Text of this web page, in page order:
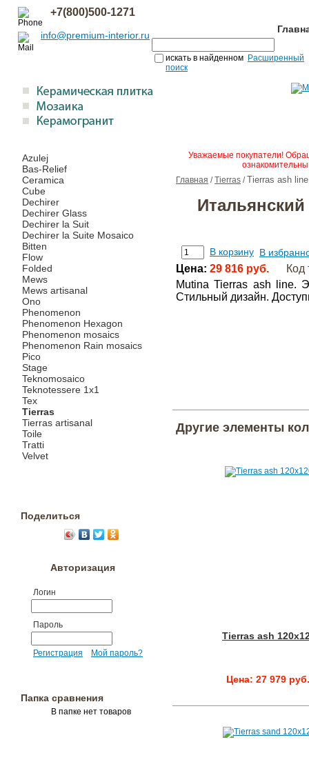
+7(800)500-1271
info@premium-interior.ru
искать в найденном Расширенный
поиск
Azulej
Bas-Relief
Ceramica
Cube
Dechirer
Dechirer Glass
Dechirer la Suit
Dechirer la Suite Mosaico
Bitten
Flow
Folded
Mews
Mews artisanal
Ono
Phenomenon
Phenomenon Hexagon
Phenomenon mosaics
Phenomenon Rain mosaics
Pico
Stage
Teknomosaico
Teknotessere 1x1
Tex
Tierras
Tierras artisanal
Toile
Tratti
Velvet
Поделиться
Авторизация
Логин
Пароль
Регистрация Мой пароль?
Папка сравнения
В папке нет товаров
Уважаемые покупатели!
Главная /Tierras /Tierras ash line
В корзину В
Цена: 29 816 руб.
Код
Mutina Tierras ash line.
Стильный дизайн.
Другие элементы
Tierras ash
Цена: 27 979 руб.